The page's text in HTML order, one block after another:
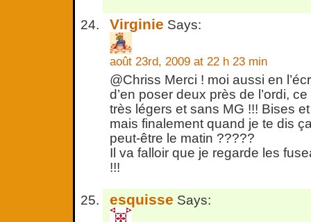
Virginie Says:
août 23rd, 2009 at 22 h 23 min
@Chriss Merci ! moi aussi en
d’en poser deux près de l’ordi,
très légers et sans MG !!! Bises
mais finalement quand je te dis
peut-être le matin ?????
Il va falloir que je regarde les
!!!
esquisse Says: